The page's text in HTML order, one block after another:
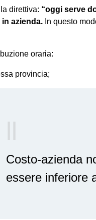
direttiva: “oggi serve
azienda. In questo
oraria:
provincia;
Costo-azienda
essere inferiore